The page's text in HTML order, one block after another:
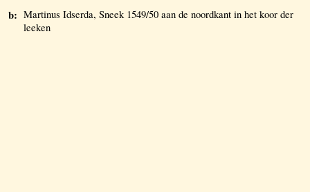
b: Martinus Idserda, Sneek 1549/50 aan de noordkant in het koor der
leeken